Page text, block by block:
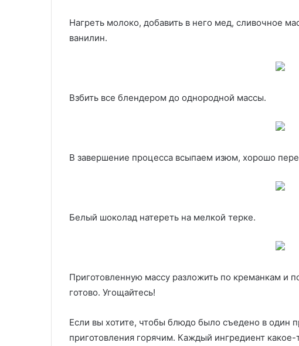
Нагреть молоко, добавить в него мед, сливочное
ванилин.
Взбить все блендером до однородной массы.
В завершение процесса всыпаем изюм, хорошо
Белый шоколад натереть на мелкой терке.
Приготовленную массу разложить по креманкам и
готово. Угощайтесь!
Если вы хотите, чтобы блюдо было съедено в один
приготовления горячим. Каждый ингредиент